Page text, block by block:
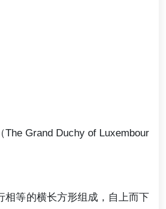
The Grand Duchy of Luxembour
相等的横长方形组成，自上而下